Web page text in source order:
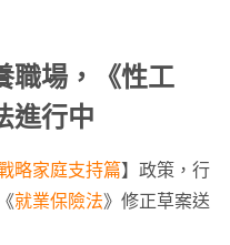
職場，《性工
進行中
略家庭支持篇】政策，行
就業保險法》修正草案送